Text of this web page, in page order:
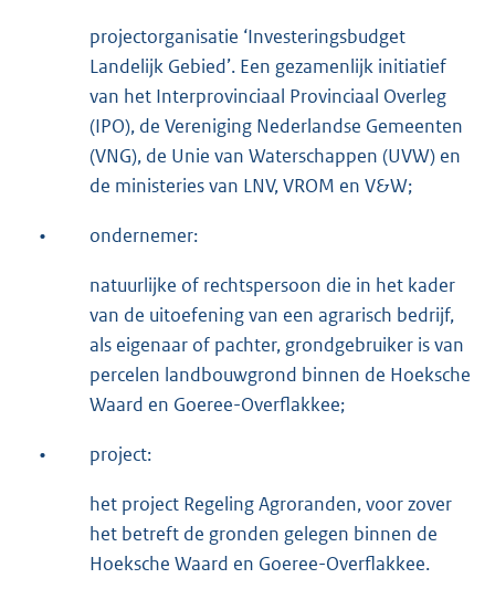
projectorganisatie ‘Investeringsbudget
Landelijk Gebied’. Een gezamenlijk initiatief
van het Interprovinciaal Provinciaal Overleg
(IPO), de Vereniging Nederlandse Gemeenten
(VNG), de Unie van Waterschappen (UVW) en
de ministeries van LNV, VROM en V&W;
• ondernemer:
natuurlijke of rechtspersoon die in het kader
van de uitoefening van een agrarisch bedrijf,
als eigenaar of pachter, grondgebruiker is van
percelen landbouwgrond binnen de Hoeksche
Waard en Goeree-Overflakkee;
• project:
het project Regeling Agroranden, voor zover
het betreft de gronden gelegen binnen de
Hoeksche Waard en Goeree-Overflakkee.